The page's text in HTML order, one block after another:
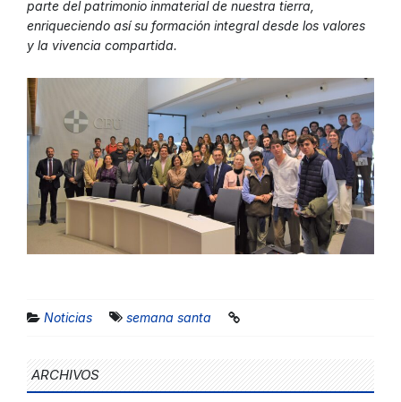
parte del patrimonio inmaterial de nuestra tierra,
enriqueciendo así su formación integral desde los valores
y la vivencia compartida.
Noticias semana santa
ARCHIVOS